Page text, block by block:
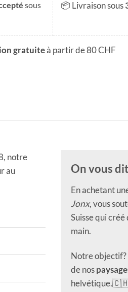
sous
📦 Livraison sous
gratuiteà partir de 80 CHF
notre
au
On vous
En achetant
Jonx, vous
Suisse qui
main.
Notre
de nos